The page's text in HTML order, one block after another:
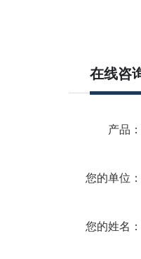
在线咨
产品
您的单位
您的姓名